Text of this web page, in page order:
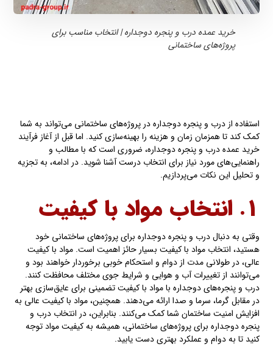
خرید عمده درب و پنجره دوجداره | انتخاب مناسب برای
پروژه‌های ساختمانی
استفاده از درب و پنجره دوجداره در پروژه‌های ساختمانی می‌تواند به شما
کمک کند تا همزمان زمان و هزینه را بهینه‌سازی کنید. اما قبل از آغاز فرآیند
خرید عمده درب و پنجره دوجداره، ضروری است که با مطالب و
راهنمایی‌های مورد نیاز برای انتخاب درست آشنا شوید. در ادامه، به تجزیه
و تحلیل این نکات می‌پردازیم.
۱. انتخاب مواد با کیفیت
وقتی به دنبال درب و پنجره دوجداره برای پروژه‌های ساختمانی خود
هستید، انتخاب مواد با کیفیت بسیار حائز اهمیت است. مواد با کیفیت
عالی، در طولانی مدت از دوام و استحکام خوبی برخوردار خواهند بود و
می‌توانند از تغییرات آب و هوایی و شرایط جوی مختلف محافظت کنند.
درب و پنجره‌های دوجداره با مواد با کیفیت تضمینی برای عایق‌سازی بهتر
در مقابل گرما، سرما و صدا ارائه می‌دهند. همچنین، مواد با کیفیت عالی به
افزایش امنیت ساختمان شما کمک می‌کنند. بنابراین، در انتخاب درب و
پنجره دوجداره برای پروژه‌های ساختمانی، همیشه به کیفیت مواد توجه
کنید تا به دوام و عملکرد بهتری دست یابید.